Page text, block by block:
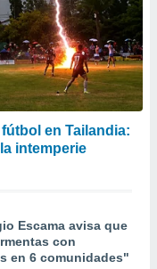
en Tailandia:
intemperie
Escama avisa que
con
en 6 comunidades"